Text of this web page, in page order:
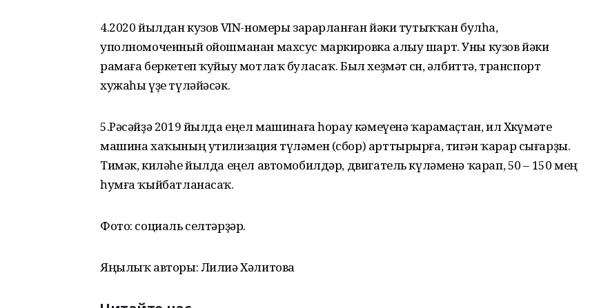
4.2020 йылдан кузов VIN-номеры зарарланған йәки тутыҡҡан булһа,
уполномоченный ойошманан махсус маркировка алыу шарт. Уны кузов йәки
рамаға беркетеп ҡуйыу мотлаҡ буласаҡ. Был хеҙмәт өсөн, әлбиттә, транспорт
хужаһы үҙе түләйәсәк.
5.Рәсәйҙә 2019 йылда еңел машинаға һорау кәмеүенә ҡарамаҫтан, ил Хөкүмәте
машина хаҡының утилизация түләмен (сбор) арттырырға, тигән ҡарар сығарҙы.
Тимәк, киләһе йылда еңел автомобилдәр, двигатель күләменә ҡарап, 50 – 150 мең
һумға ҡыйбатланасаҡ.
Фото: социаль селтәрҙәр.
Яңылыҡ авторы: Лилиә Хәлитова